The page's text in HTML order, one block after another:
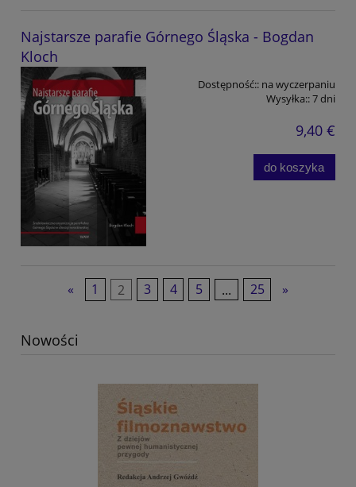
Najstarsze parafie Górnego Śląska - Bogdan
Kloch
Dostępność:: na wyczerpaniu
Wysyłka::7 dni
9,40 €
do koszyka
« 1 2 3 4 5 ... 25 »
Nowości